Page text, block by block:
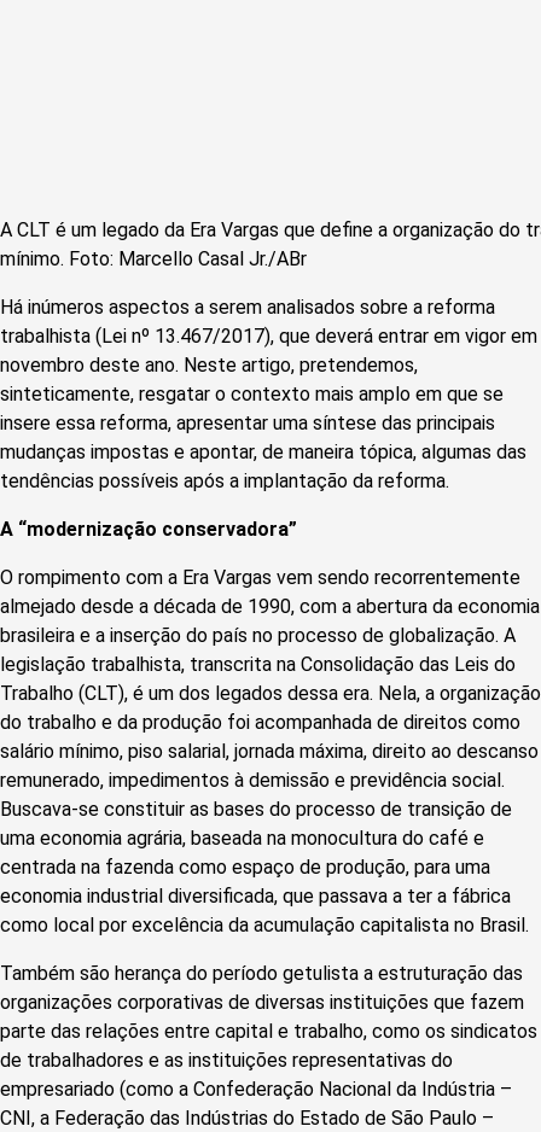
A CLT é um legado da Era Vargas que define a organização do
mínimo. Foto: Marcello Casal Jr./ABr
Há inúmeros aspectos a serem analisados sobre a reforma
trabalhista (Lei nº 13.467/2017), que deverá entrar em vigor em
novembro deste ano. Neste artigo, pretendemos,
sinteticamente, resgatar o contexto mais amplo em que se
insere essa reforma, apresentar uma síntese das principais
mudanças impostas e apontar, de maneira tópica, algumas das
tendências possíveis após a implantação da reforma.
A “modernização conservadora”
O rompimento com a Era Vargas vem sendo recorrentemente
almejado desde a década de 1990, com a abertura da economia
brasileira e a inserção do país no processo de globalização. A
legislação trabalhista, transcrita na Consolidação das Leis do
Trabalho (CLT), é um dos legados dessa era. Nela, a organização
do trabalho e da produção foi acompanhada de direitos como
salário mínimo, piso salarial, jornada máxima, direito ao descanso
remunerado, impedimentos à demissão e previdência social.
Buscava-se constituir as bases do processo de transição de
uma economia agrária, baseada na monocultura do café e
centrada na fazenda como espaço de produção, para uma
economia industrial diversificada, que passava a ter a fábrica
como local por excelência da acumulação capitalista no Brasil.
Também são herança do período getulista a estruturação das
organizações corporativas de diversas instituições que fazem
parte das relações entre capital e trabalho, como os sindicatos
de trabalhadores e as instituições representativas do
empresariado (como a Confederação Nacional da Indústria –
CNI, a Federação das Indústrias do Estado de São Paulo –